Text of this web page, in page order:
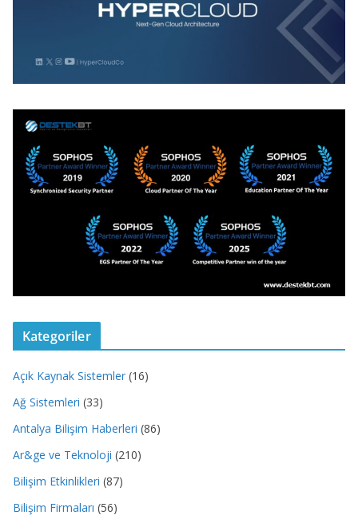
Kategoriler
Açık Kaynak Sistemler (16)
Ağ Sistemleri (33)
Antalya Bilişim Haberleri (86)
Ar&ge ve Teknoloji (210)
Bilişim Etkinlikleri (87)
Bilişim Firmaları (56)